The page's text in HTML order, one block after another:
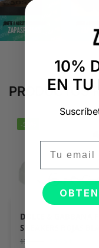
PRODUCTOS
-50%
DOLCE & GABBANA
SNEAKERS ROJAS
179,90
10%
EN TU